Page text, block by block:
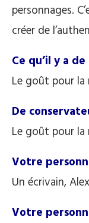
personnages.
créer de
Ce qu’il y a
Le goût pour
De
Le goût pour la
Votre
Un écrivain,
Votre